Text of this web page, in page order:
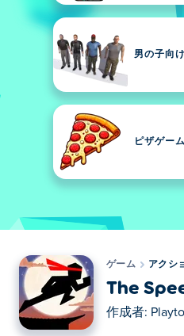
男の子向
ピザゲーム
ゲーム アクシ
The
作成者: